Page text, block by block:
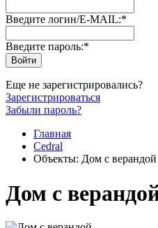
Введите логин/E-MAIL:*
Введите пароль:*
Еще не зарегистрировались?
Зарегистрироваться
Забыли пароль?
Главная
Cedral
Объекты: Дом с верандой
Дом с